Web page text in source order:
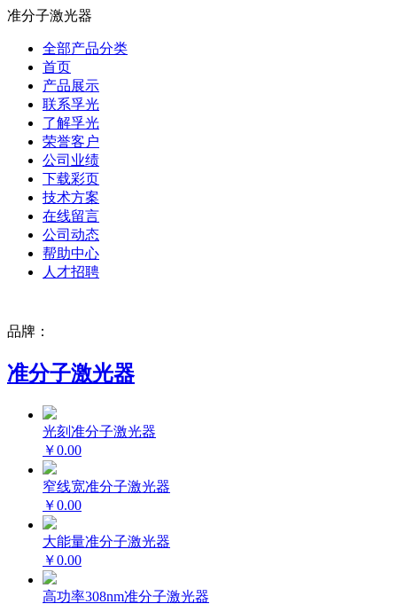
准分子激光器
全部产品分类
首页
产品展示
联系孚光
了解孚光
荣誉客户
公司业绩
下载彩页
技术方案
在线留言
公司动态
帮助中心
人才招聘
品牌：
准分子激光器
光刻准分子激光器
￥0.00
窄线宽准分子激光器
￥0.00
大能量准分子激光器
￥0.00
高功率308nm准分子激光器